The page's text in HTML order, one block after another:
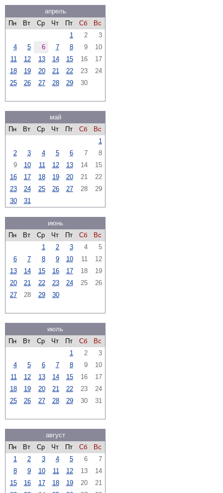
апрель
Пн
Вт Ср Чт Пт Сб
Вс
1
2
3
4
5 6 7 8 9
10
11
12 13 14 15 16
17
18
19 20 21 22 23
24
25
26 27 28 29 30
май
Пн
Вт Ср Чт Пт Сб
Вс
1
2
3 4 5 6 7
8
9
10 11 12 13 14
15
16
17 18 19 20 21
22
23
24 25 26 27 28
29
30
31
июнь
Пн
Вт Ср Чт Пт Сб
Вс
1
2 3 4
5
6
7 8 9 10 11
12
13
14 15 16 17 18
19
20
21 22 23 24 25
26
27
28 29 30
июль
Пн
Вт Ср Чт Пт Сб
Вс
1
2
3
4
5 6 7 8 9
10
11
12 13 14 15 16
17
18
19 20 21 22 23
24
25
26 27 28 29 30 31
август
Пн
Вт Ср Чт Пт Сб
Вс
1
2 3 4 5 6
7
8
9 10 11 12 13
14
15
16 17 18 19 20
21